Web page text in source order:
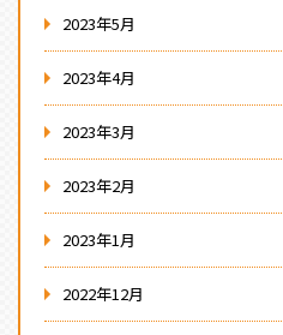
2023年5月
2023年4月
2023年3月
2023年2月
2023年1月
2022年12月